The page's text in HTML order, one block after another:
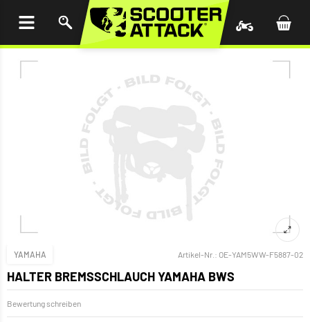
YAMAHA Artikel-Nr.: OE-YAM5WW-F5887-02
HALTER BREMSSCHLAUCH YAMAHA BWS
Bewertung schreiben